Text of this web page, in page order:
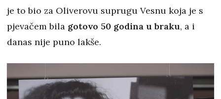
je to bio za Oliverovu suprugu Vesnu koja je s
pjevačem bila gotovo 50 godina u braku, a i
danas nije puno lakše.